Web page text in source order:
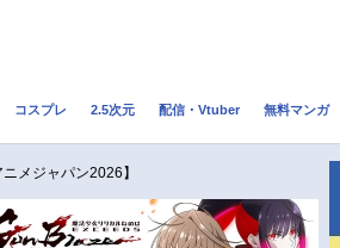
Vtuber トレンド
コスプレ 2.5次元 配信・Vtuber 無料マンガ
メジャパン2026】